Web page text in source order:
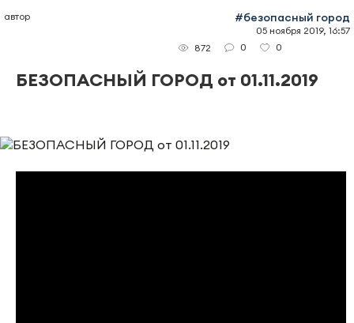
автор #безопасный город
05 ноября 2019, 16:57
872
0 0
БЕЗОПАСНЫЙ ГОРОД от 01.11.2019